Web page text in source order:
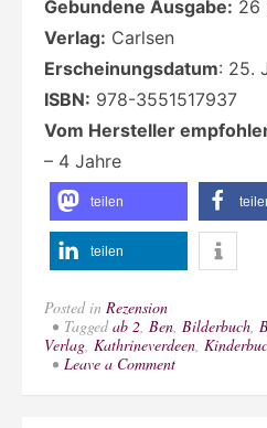
Gebundene Ausgabe: 26
Verlag: Carlsen
Erscheinungsdatum: 25.
ISBN: 978-3551517937
Vom Hersteller
– 4 Jahre
teilen
teilen
Posted in Rezension
Taggedab 2, Ben, Bilderbuch,
Verlag, Kathrineverdeen,
Leave a Commenton